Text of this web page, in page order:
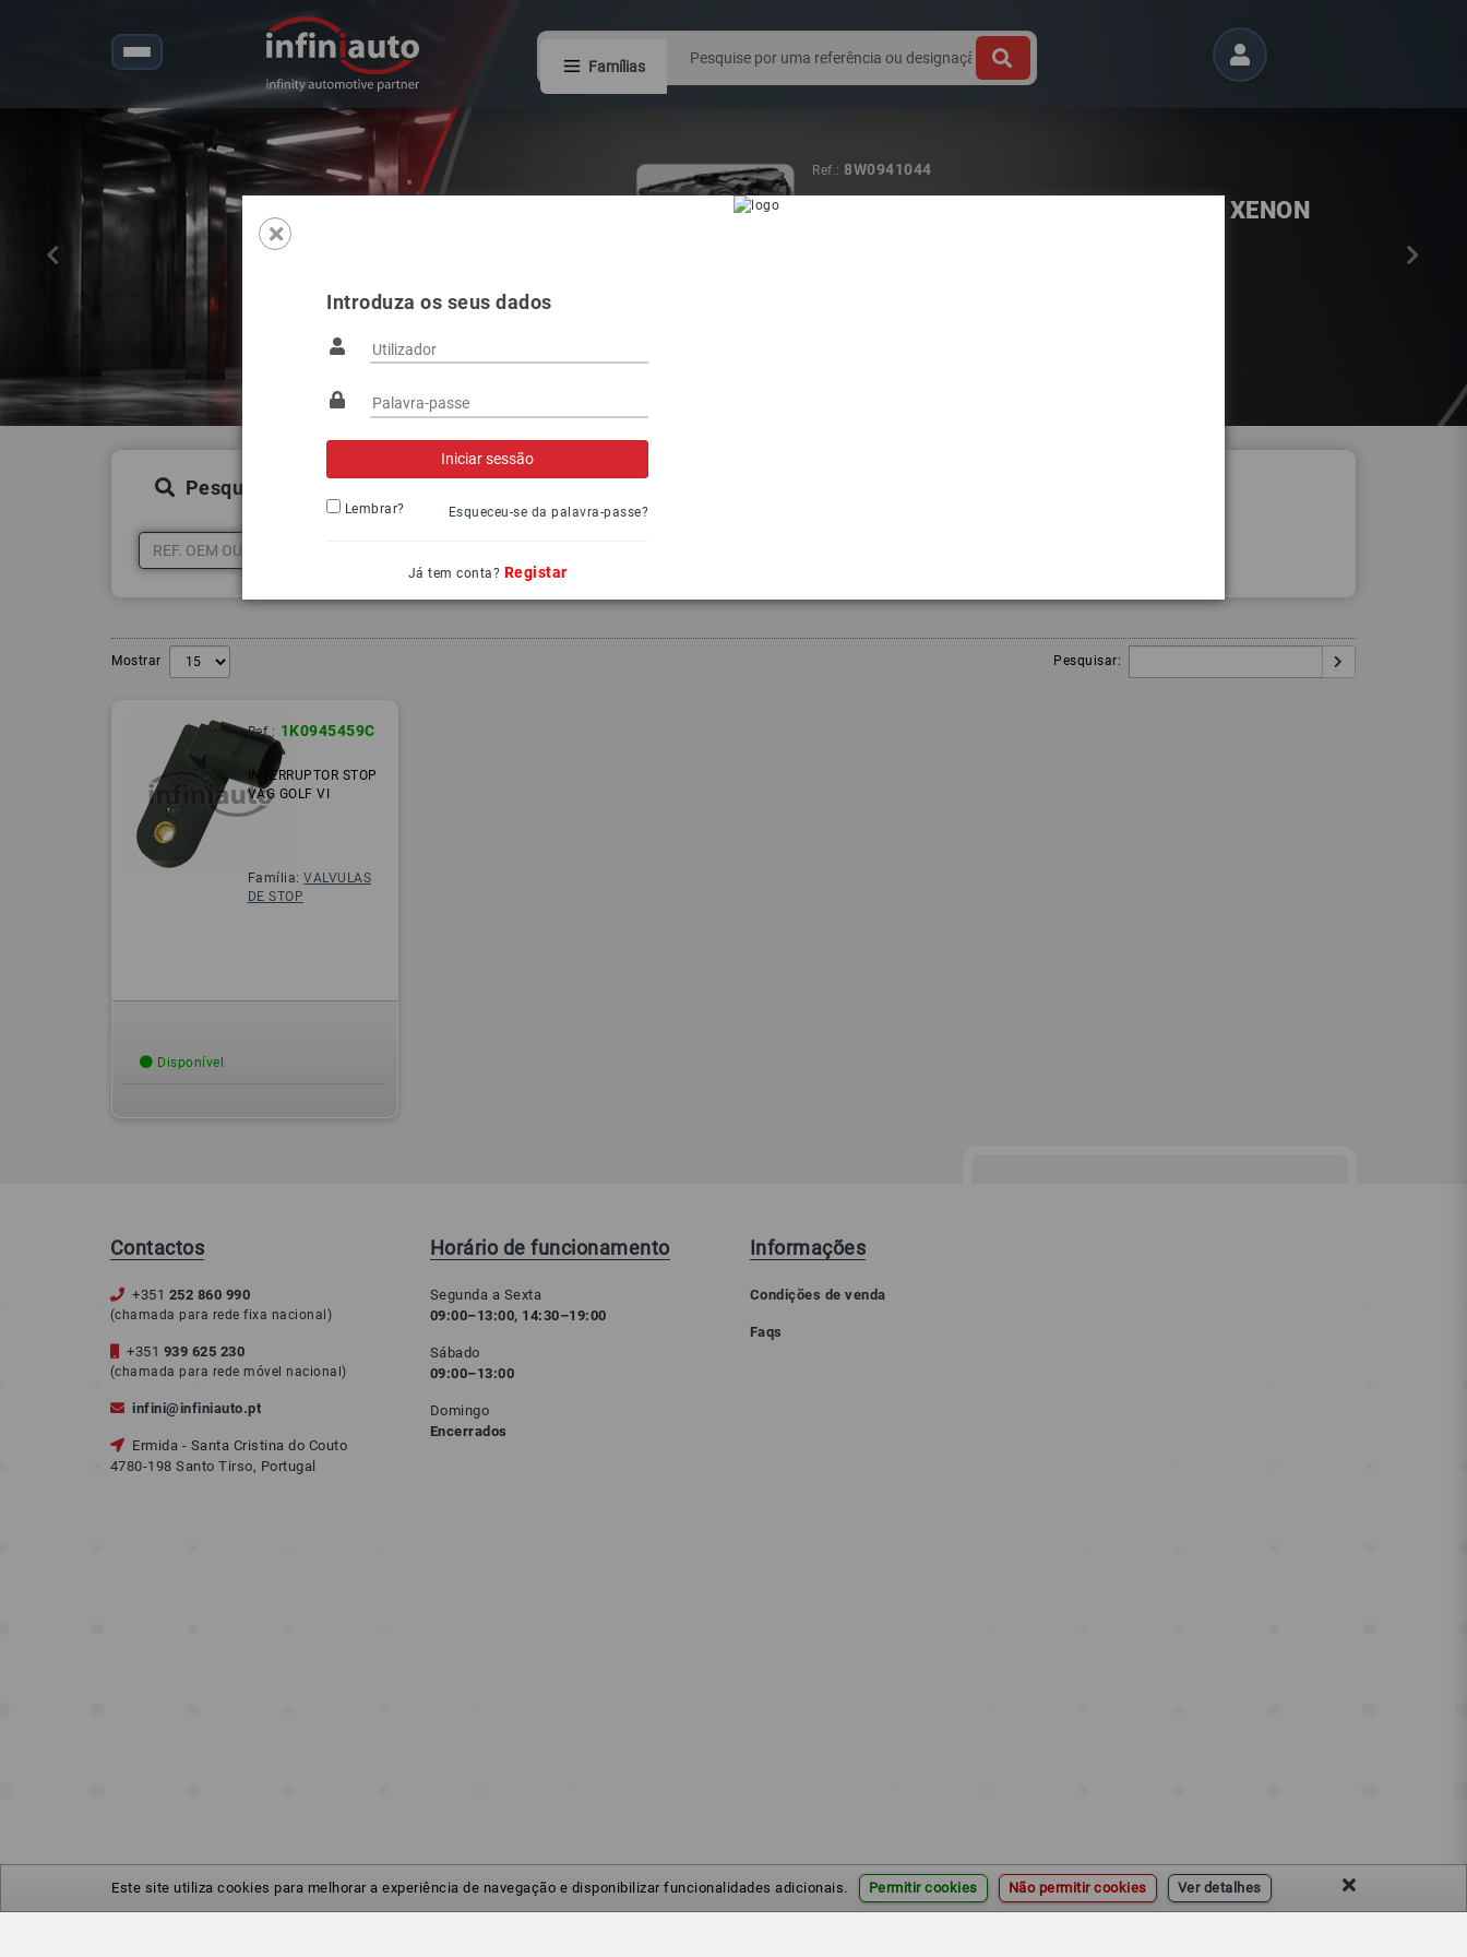
Este site utiliza cookies para melhorar a experiência de navegação e disponibilizar funcionalidades adicionais. Permitir cookies Não permitir cookies Ver detalhes
Introduza os seus dados
Lembrar? Esqueceu-se da palavra-passe?
Já tem conta? Registar
Famílias
Ref.: 8W0941044
FAROL VAG A4 B9 2015- DIREITO BI XENON
Pesquisa de produtos
Mostrar Pesquisar:
Ref.: 1K0945459C
INTERRUPTOR STOP
VAG GOLF VI
Família:VALVULAS
DE STOP
Disponível
Contactos
+351 252 860 990
(chamada para rede fixa nacional)
+351 939 625 230
(chamada para rede móvel nacional)
infini@infiniauto.pt
Ermida - Santa Cristina do Couto
4780-198 Santo Tirso, Portugal
Horário de funcionamento
Segunda a Sexta
09:00–13:00, 14:30–19:00
Sábado
09:00–13:00
Domingo
Encerrados
Informações
Condições de venda
Faqs